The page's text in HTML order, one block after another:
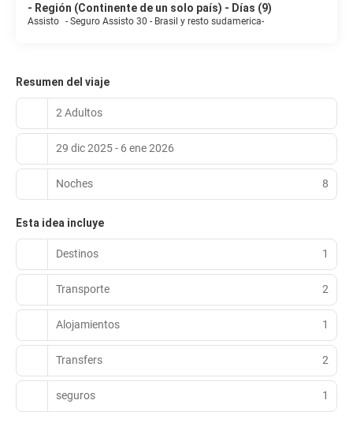
- Región (Continente de un solo país) - Días (9)
Assisto - Seguro Assisto 30 - Brasil y resto sudamerica-
Resumen del viaje
2 Adultos
29 dic 2025 - 6 ene 2026
Noches 8
Esta idea incluye
Destinos 1
Transporte 2
Alojamientos 1
Transfers 2
seguros 1